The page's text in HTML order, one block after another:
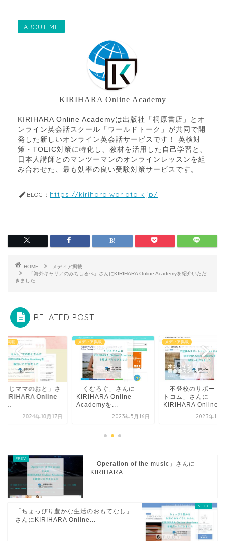
ABOUT ME
KIRIHARA Online Academy
KIRIHARA Online Academyは出版社「桐原書店」とオ
ンライン英会話スクール「ワールドトーク」が共同で開
発した新しいオンライン英会話サービスです！ 英検対
策・TOEIC対策に特化し、教材を活用した自己学習と、
日本人講師とのマンツーマンのオンラインレッスンを組
み合わせた、最も効率の良い受験対策サービスです。
BLOG： https://kirihara.worldtalk.jp/
HOME
メディア掲載
「海外キャリアのみちしるべ」さんにKIRIHARA Online Academyを紹介いただ
きました
RELATED POST
メディア掲載
「くむろぐ」さんに
KIRIHARA Online
2023年5月16日
メディア掲載
「不登校のサポートドッ
トコム」さんに
KIRIHARA Online...
2023年11月24日
メディア掲載
「えんじマ
んに
Acad...
「Operation of the music」さんに
KIRIHARA ...
「ちょっぴり豊かな生活のおもてなし」
さんにKIRIHARA Online...